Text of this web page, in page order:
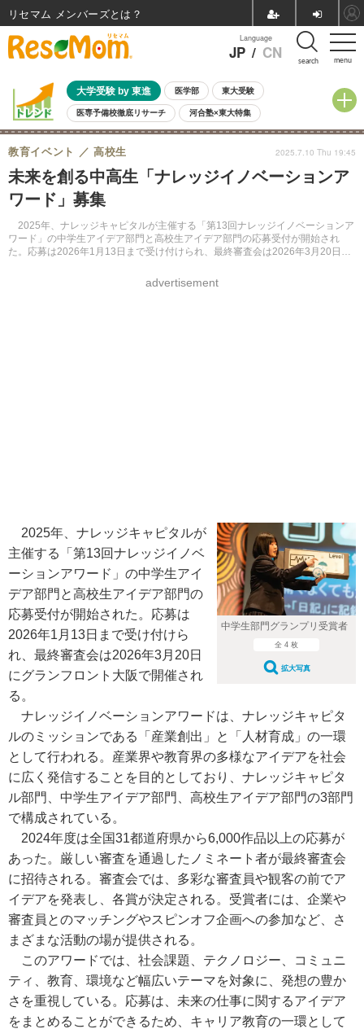
menu
Language
JP / CN search
大学受験 by 東進 医学部 東大受験
医専予備校徹底リサーチ 河合塾×東大特集
親子で考える大学選び 高校受験 中学受験 小学校受験
共通テスト 夏休み
8月開催イベント・WS 全国公立高校 過去問 人気記事
自由研究教材（小学生向け）
未来を創る中高生「ナレッジイノベーションア
ワード」募集
2025年、ナレッジキャピタルが主催する「第13回ナレッジイノベーションア
ワード」の中学生アイデア部門と高校生アイデア部門の応募受付が開始され
た。応募は2026年1月13日まで受け付けられ、最終審査会は2026年3月20日に
教育イベント 高校生
advertisement
2025.7.10 Thu 19:45
中学生部門グランプリ受賞者
全 4 枚
拡大写真
2025年、ナレッジキャピタルが
主催する「第13回ナレッジイノベ
ーションアワード」の中学生アイ
デア部門と高校生アイデア部門の
応募受付が開始された。応募は
2026年1月13日まで受け付けら
れ、最終審査会は2026年3月20日
にグランフロント大阪で開催され
る。
ナレッジイノベーションアワードは、ナレッジキャピタ
ルのミッションである「産業創出」と「人材育成」の一環
として行われる。産業界や教育界の多様なアイデアを社会
に広く発信することを目的としており、ナレッジキャピタ
ル部門、中学生アイデア部門、高校生アイデア部門の3部門
で構成されている。
2024年度は全国31都道府県から6,000作品以上の応募が
あった。厳しい審査を通過したノミネート者が最終審査会
に招待される。審査会では、多彩な審査員や観客の前でア
イデアを発表し、各賞が決定される。受賞者には、企業や
審査員とのマッチングやスピンオフ企画への参加など、さ
まざまな活動の場が提供される。
このアワードでは、社会課題、テクノロジー、コミュニ
ティ、教育、環境など幅広いテーマを対象に、発想の豊か
さを重視している。応募は、未来の仕事に関するアイデア
をまとめることができるため、キャリア教育の一環として
リセマム メンバーズ